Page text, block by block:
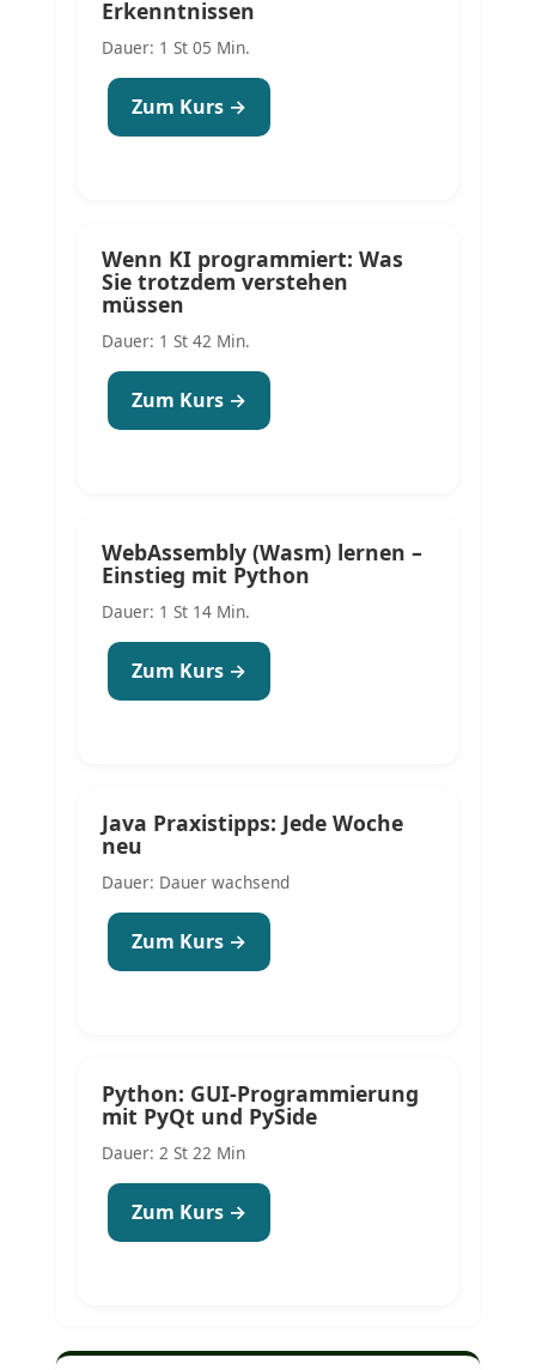
Erkenntnissen
Dauer: 1 St 05 Min.
Zum Kurs →
Wenn KI programmiert: Was
Sie trotzdem verstehen
müssen
Dauer: 1 St 42 Min.
Zum Kurs →
WebAssembly (Wasm) lernen –
Einstieg mit Python
Dauer: 1 St 14 Min.
Zum Kurs →
Java Praxistipps: Jede Woche
neu
Dauer: Dauer wachsend
Zum Kurs →
Python: GUI-Programmierung
mit PyQt und PySide
Dauer: 2 St 22 Min
Zum Kurs →